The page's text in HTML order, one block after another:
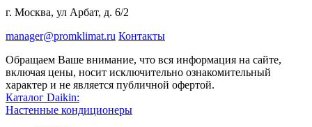
г. Москва, ул Арбат, д. 6/2
manager@promklimat.ru Контакты
Обращаем Ваше внимание, что вся информация на сайте,
включая цены, носит исключительно ознакомительный
характер и не является публичной офертой.
Каталог Daikin:
Настенные кондиционеры